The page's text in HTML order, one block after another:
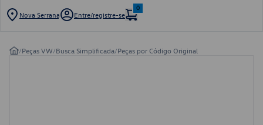
Nova Serrana Entre/registre-se
0
/Peças VW/Busca Simplificada/Peças por Código Original